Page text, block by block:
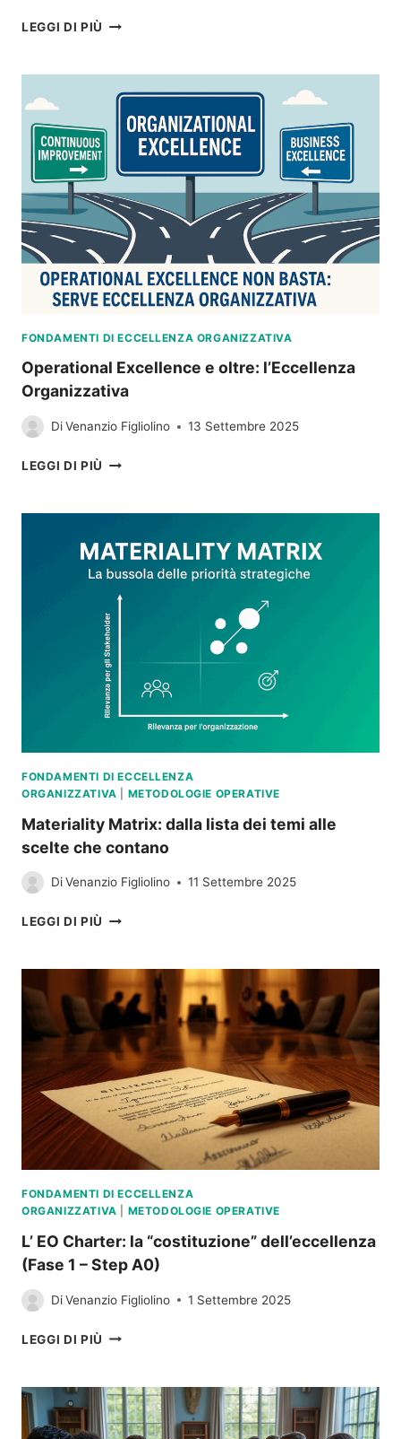
LEGGI DI PIÙ PROGRAMMA
ISO
9001:
DALLA
CONFORMITÀ
SUCCESSO
DUREVOLE
FONDAMENTI DI ECCELLENZA ORGANIZZATIVA
Operational Excellence e oltre: l’Eccellenza
Organizzativa
DiVenanzio Figliolino 13 Settembre 2025
LEGGI DI PIÙ OPERATIONAL
OLTRE:
ORGANIZZATIVA
FONDAMENTI DI ECCELLENZA
ORGANIZZATIVA
METODOLOGIE OPERATIVE
Materiality Matrix: dalla lista dei temi alle
scelte che contano
DiVenanzio Figliolino 11 Settembre 2025
LEGGI DI PIÙ MATERIALITY
LISTA
DEI
TEMI
ALLE
SCELTE
CHE
CONTANO
FONDAMENTI DI ECCELLENZA
ORGANIZZATIVA
METODOLOGIE OPERATIVE
L’ EO Charter: la “costituzione” dell’eccellenza
(Fase 1 – Step A0)
DiVenanzio Figliolino 1 Settembre 2025
LEGGI DI PIÙ L’
LA
“COSTITUZIONE”
DELL’ECCELLENZA